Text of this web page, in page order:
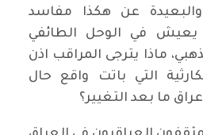
والبعيدة عن هكذا مفاسد
يعيش في الوحل الطائفي
ماذا يترجى المراقب اذن
التي باتت واقع حال
ما بعد التغيير؟